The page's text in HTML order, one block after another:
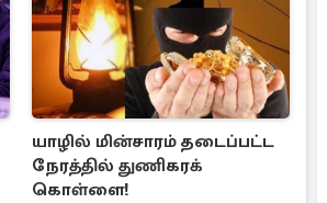
யாழில் மின்சாரம் தடைப்பட்ட
நேரத்தில் துணிகரக்
கொள்ளை!